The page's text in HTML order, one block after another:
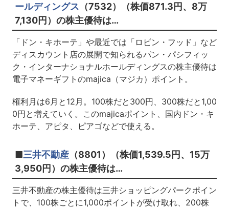
ールディングス （7532）（株価871.3円、8万
7,130円）の株主優待は…
「ドン・キホーテ」や最近では「ロビン・フッド」など
ディスカウント店の展開で知られるパン・パシフィッ
ク・インターナショナルホールディングスの株主優待は
電子マネーギフトのmajica（マジカ）ポイント。
権利月は6月と12月。100株だと300円、300株だと1,00
0円と増えていく。このmajicaポイント、国内ドン・キ
ホーテ、アピタ、ピアゴなどで使える。
■三井不動産（8801）（株価1,539.5円、15万
3,950円）の株主優待は…
三井不動産の株主優待は三井ショッピングパークポイン
トで、100株ごとに1,000ポイントが受け取れ、200株